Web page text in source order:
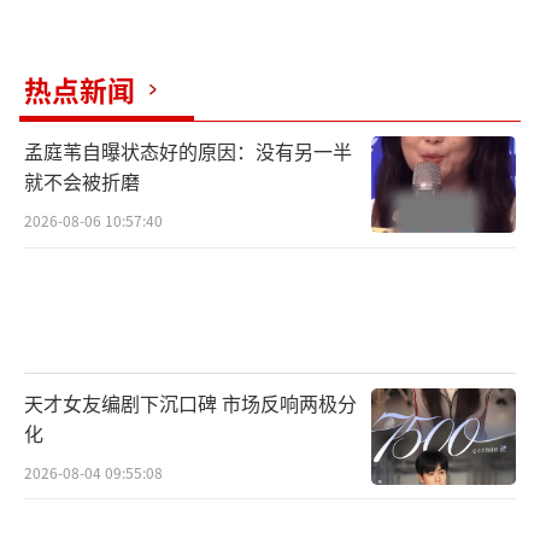
热点新闻
孟庭苇自曝状态好的原因：没有另一半
就不会被折磨
2026-08-06 10:57:40
天才女友编剧下沉口碑 市场反响两极分
化
2026-08-04 09:55:08